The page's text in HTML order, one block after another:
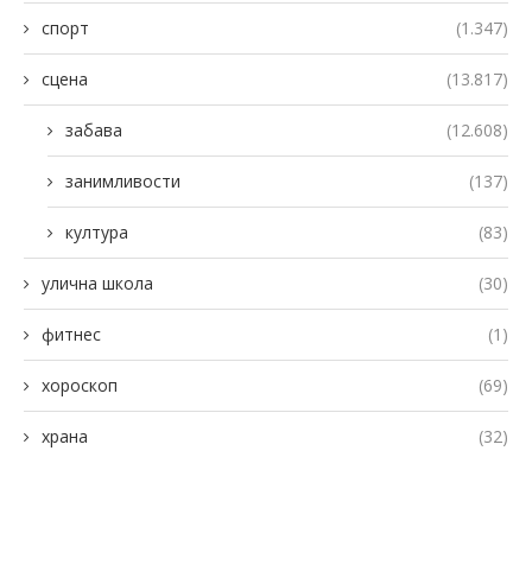
спорт (1.347)
сцена (13.817)
забава (12.608)
занимливости (137)
култура (83)
улична школа (30)
фитнес (1)
хороскоп (69)
храна (32)